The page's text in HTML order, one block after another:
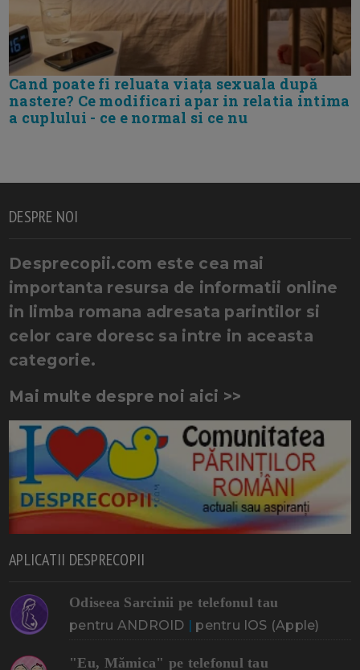
Cand poate fi reluata viața sexuala după
nastere? Ce modificari apar in relatia intima
a cuplului - ce e normal si ce nu
DESPRE NOI
Desprecopii.com este cea mai
importanta resursa de informatii online
in limba romana adresata parintilor si
celor care doresc sa intre in aceasta
categorie.
Mai multe despre noi aici >>
APLICATII DESPRECOPII
Odiseea Sarcinii pe telefonul tau
pentru ANDROID pentru IOS (Apple)
"Eu, Mămica" pe telefonul tau